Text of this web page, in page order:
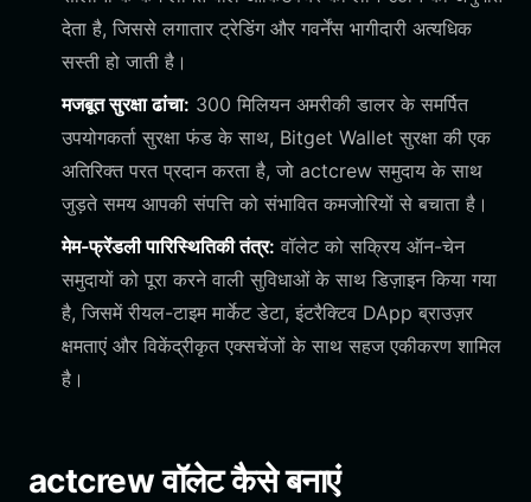
देता है, जिससे लगातार ट्रेडिंग और गवर्नेंस भागीदारी अत्यधिक
सस्ती हो जाती है।
मजबूत सुरक्षा ढांचा: 300 मिलियन अमरीकी डालर के समर्पित
उपयोगकर्ता सुरक्षा फंड के साथ, Bitget Wallet सुरक्षा की एक
अतिरिक्त परत प्रदान करता है, जो actcrew समुदाय के साथ
जुड़ते समय आपकी संपत्ति को संभावित कमजोरियों से बचाता है।
मेम-फ्रेंडली पारिस्थितिकी तंत्र: वॉलेट को सक्रिय ऑन-चेन
समुदायों को पूरा करने वाली सुविधाओं के साथ डिज़ाइन किया गया
है, जिसमें रीयल-टाइम मार्केट डेटा, इंटरैक्टिव DApp ब्राउज़र
क्षमताएं और विकेंद्रीकृत एक्सचेंजों के साथ सहज एकीकरण शामिल
है।
actcrew वॉलेट कैसे बनाएं